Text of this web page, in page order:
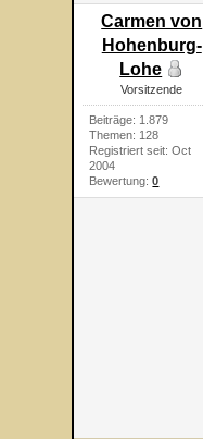
Carmen von
Hohenburg-
Lohe
Vorsitzende
Beiträge: 1.879
Themen: 128
Registriert seit: Oct
2004
Bewertung:0